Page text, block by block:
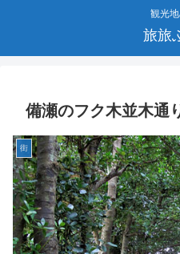
観光
旅旅
備瀬のフク木並木通
街